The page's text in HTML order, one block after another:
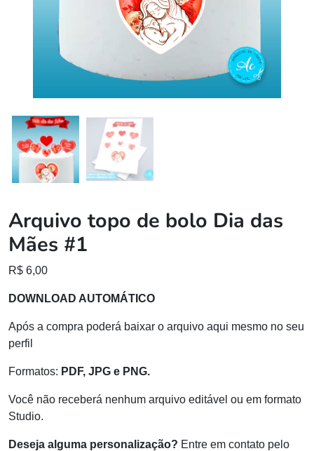
Arquivo topo de bolo Dia das
Mães #1
R$ 6,00
DOWNLOAD AUTOMÁTICO
Após a compra poderá baixar o arquivo aqui mesmo no seu
perfil
Formatos: PDF, JPG e PNG.
Você não receberá nenhum arquivo editável ou em formato
Studio.
Deseja alguma personalização? Entre em contato pelo